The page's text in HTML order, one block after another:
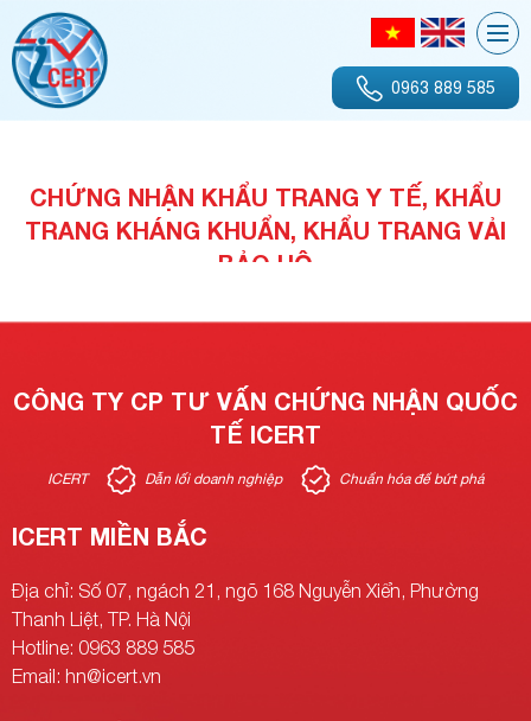
0963 889 585
CHỨNG NHẬN KHẨU TRANG Y TẾ, KHẨU
TRANG KHÁNG KHUẨN, KHẨU TRANG VẢI
BẢO HỘ
CÔNG TY CP TƯ VẤN CHỨNG NHẬN QUỐC
TẾ ICERT
ICERT Dẫn lối doanh nghiệp Chuẩn hóa để bứt phá
ICERT MIỀN BẮC
Địa chỉ: Số 07, ngách 21, ngõ 168 Nguyễn Xiển, Phường
Thanh Liệt, TP. Hà Nội
Hotline: 0963 889 585
Email: hn@icert.vn